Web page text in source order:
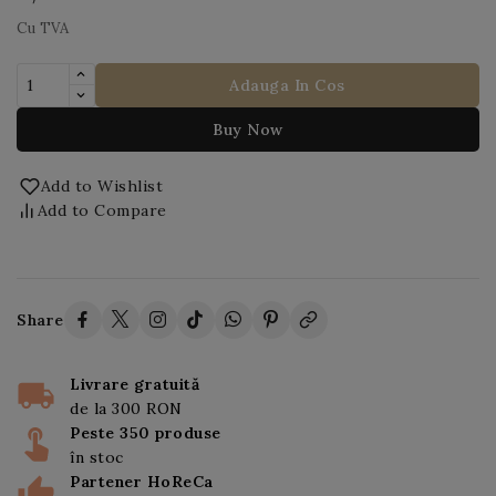
Cu TVA
Adauga In Cos
Buy Now
Add to Wishlist
Add to Compare
Share
Livrare gratuită
de la 300 RON
Peste 350 produse
în stoc
Partener HoReCa